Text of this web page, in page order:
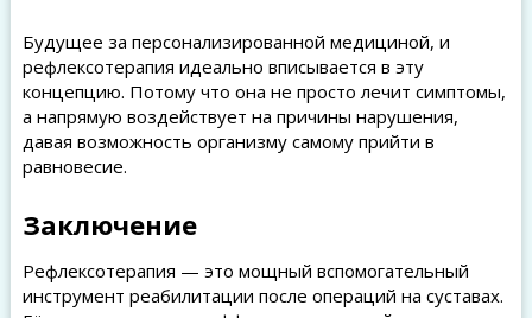
Будущее за персонализированной медициной, и
рефлексотерапия идеально вписывается в эту
концепцию. Потому что она не просто лечит симптомы,
а напрямую воздействует на причины нарушения,
давая возможность организму самому прийти в
равновесие.
Заключение
Рефлексотерапия — это мощный вспомогательный
инструмент реабилитации после операций на суставах.